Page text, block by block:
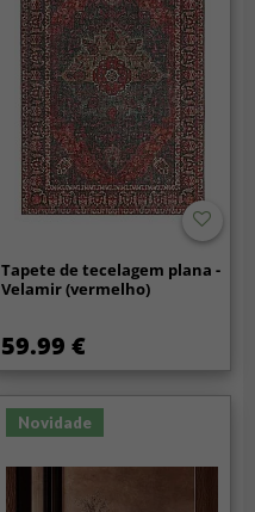
Tapete de tecelagem plana -
Velamir (vermelho)
59.99 €
Novidade